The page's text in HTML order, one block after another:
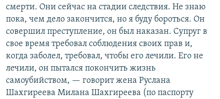
смерти. Они сейчас на стадии следствия. Не знаю
пока, чем дело закончится, но я буду бороться. Он
совершил преступление, он был наказан. Супруг в
свое время требовал соблюдения своих прав и,
когда заболел, требовал, чтобы его лечили. Его не
лечили, он пытался покончить жизнь
самоубийством, — говорит жена Руслана
Шахгиреева Милана Шахгиреева (по паспорту